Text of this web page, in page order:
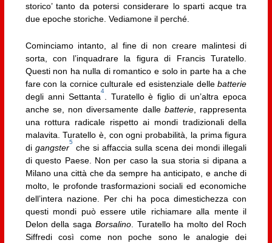
storico’ tanto da potersi considerare lo sparti acque tra
due epoche storiche. Vediamone il perché.
Cominciamo intanto, al fine di non creare malintesi di
sorta, con l’inquadrare la figura di Francis Turatello.
Questi non ha nulla di romantico e solo in parte ha a che
fare con la cornice culturale ed esistenziale dellebatterie
degli anni Settanta
4
. Turatello è figlio di un’altra epoca
anche se, non diversamente dallebatterie , rappresenta
una rottura radicale rispetto ai mondi tradizionali della
malavita. Turatello è, con ogni probabilità, la prima figura
di gangster
5
che si affaccia sulla scena dei mondi illegali
di questo Paese. Non per caso la sua storia si dipana a
Milano una città che da sempre ha anticipato, e anche di
molto, le profonde trasformazioni sociali ed economiche
dell’intera nazione. Per chi ha poca dimestichezza con
questi mondi può essere utile richiamare alla mente il
Delon della saga Borsalino. Turatello ha molto del Roch
Siffredi così come non poche sono le analogie dei